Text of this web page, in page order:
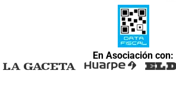
En Asociación con: